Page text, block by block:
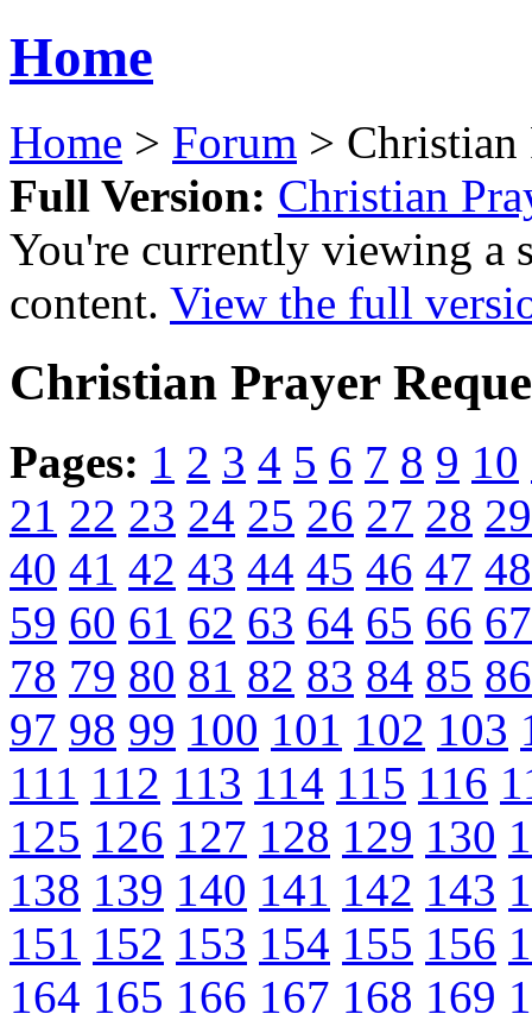
Home
Home > Forum > Christian
Full Version: Christian
You're currently viewing a
content. View the full
Christian Prayer
Pages: 1 2 3 4 5 6 7 8 9 10
21 22 23 24 25 26 27 28 29
40 41 42 43 44 45 46 47 48
59 60 61 62 63 64 65 66 67
78 79 80 81 82 83 84 85 86
97 98 99 100 101 102 103
111 112 113 114 115 116
125 126 127 128 129 130
138 139 140 141 142 143
151 152 153 154 155 156
164 165 166 167 168 169